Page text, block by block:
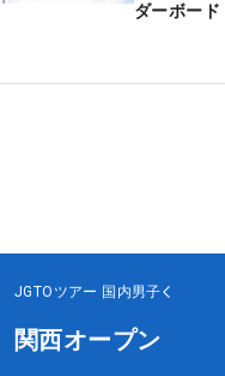
ダーボード
JGTOツアー 国内男子
関西オープン